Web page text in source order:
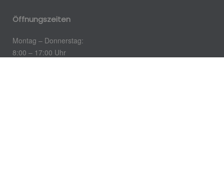
Öffnungszeiten
Montag – Donnerstag:
8:00 – 17:00 Uhr